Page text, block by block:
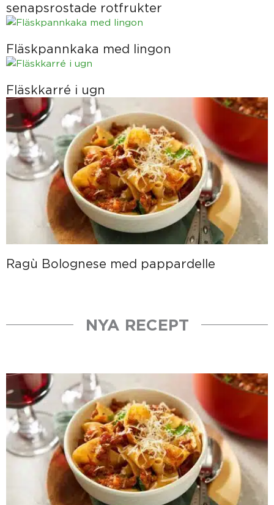
senapsrostade rotfrukter
Fläskpannkaka med lingon
Fläskkarré i ugn
Ragù Bolognese med pappardelle
NYA RECEPT
Sida
Sida
Sida